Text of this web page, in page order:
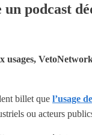
podcast
billet que l’usage
ou acteurs